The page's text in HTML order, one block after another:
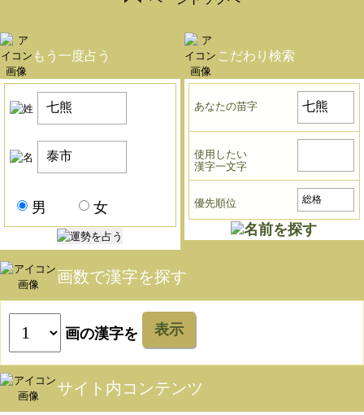
もう一度占う
男 女
こだわり検索
あなたの苗字
使用したい
漢字一文字
優先順位
画数で漢字を探す
画の漢字を 表示
サイト内コンテンツ